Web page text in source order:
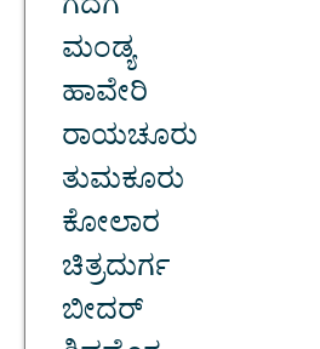
ಗದಗ
ಮಂಡ್ಯ
ಹಾವೇರಿ
ರಾಯಚೂರು
ತುಮಕೂರು
ಕೋಲಾರ
ಚಿತ್ರದುರ್ಗ
ಬೀದರ್